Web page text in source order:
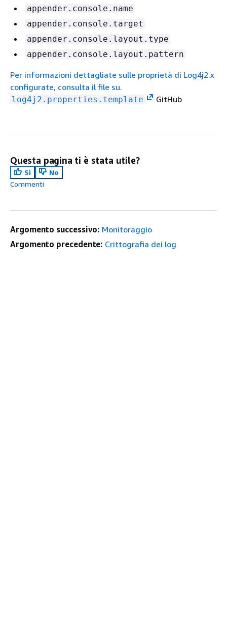
appender.console.name
appender.console.target
appender.console.layout.type
appender.console.layout.pattern
Per informazioni dettagliate sulle proprietà di Log4j2.x
configurate, consulta il file su.
log4j2.properties.template GitHub
Questa pagina ti è stata utile?
Sì
No
Commenti
Argomento successivo: Monitoraggio
Argomento precedente: Crittografia dei log